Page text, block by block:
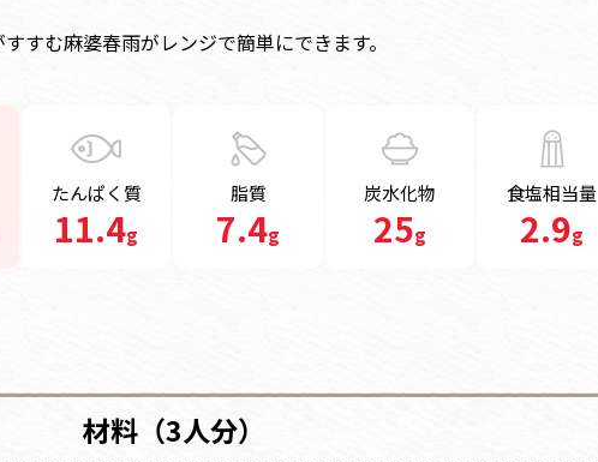
すむ麻婆春雨がレンジで簡単にできます。
たんぱく質
11.4g
脂質
7.4g
炭水化物
25g
食塩相当量
2.9g
材料（3人分）